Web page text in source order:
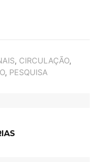
, CIRCULAÇÃO,
, PESQUISA